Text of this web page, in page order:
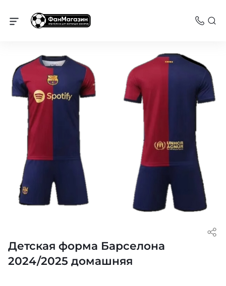
Барселона
Детская форма Барселона
2024/2025 домашняя